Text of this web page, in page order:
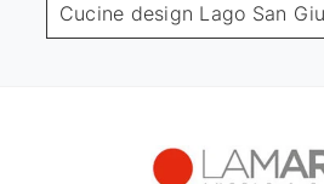
Cucine design Lago San